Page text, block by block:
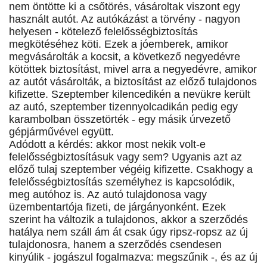
nem öntötte ki a csőtörés, vásároltak viszont egy
használt autót. Az autókázást a törvény - nagyon
helyesen - kötelező felelősségbiztosítás
megkötéséhez köti. Ezek a jóemberek, amikor
megvásárolták a kocsit, a következő negyedévre
kötöttek biztosítást, mivel arra a negyedévre, amikor
az autót vásárolták, a biztosítást az előző tulajdonos
kifizette. Szeptember kilencedikén a nevükre került
az autó, szeptember tizennyolcadikán pedig egy
karambolban összetörték - egy másik úrvezető
gépjárművével együtt.
Adódott a kérdés: akkor most nekik volt-e
felelősségbiztosításuk vagy sem? Ugyanis azt az
előző tulaj szeptember végéig kifizette. Csakhogy a
felelősségbiztosítás személyhez is kapcsolódik,
meg autóhoz is. Az autó tulajdonosa vagy
üzembentartója fizeti, de járgányonként. Ezek
szerint ha változik a tulajdonos, akkor a szerződés
hatálya nem száll ám át csak úgy ripsz-ropsz az új
tulajdonosra, hanem a szerződés csendesen
kinyúlik - jogászul fogalmazva: megszűnik -, és az új